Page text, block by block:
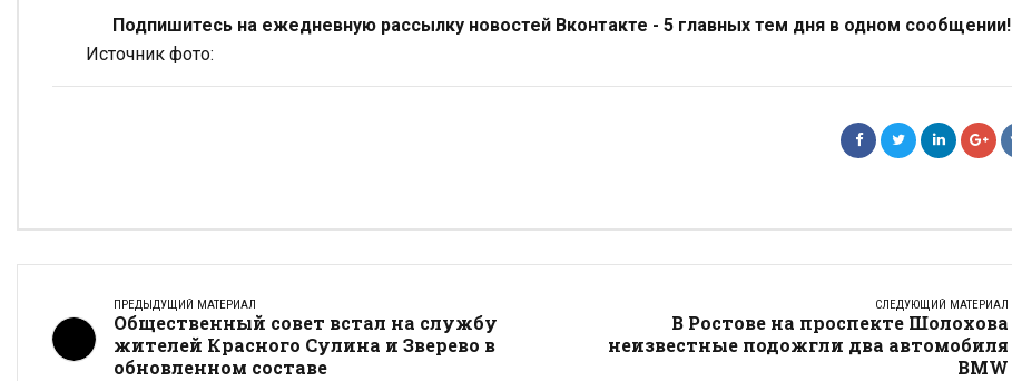
Подпишитесь на ежедневную рассылку новостей Вконтакте - 5 главных тем дня в одном сообщении!
Источник фото:
ПРЕДЫДУЩИЙ МАТЕРИАЛ
Общественный совет встал на службу
жителей Красного Сулина и Зверево в
обновленном составе
СЛЕДУЮЩИЙ МАТЕРИАЛ
В Ростове на проспекте Шолохова
неизвестные подожгли два автомобиля
BMW